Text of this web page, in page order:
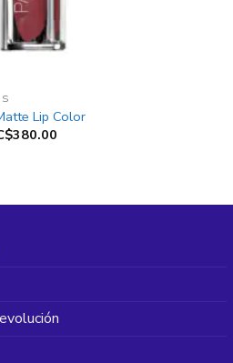
Lip Color
380.00Rango
C$380.00